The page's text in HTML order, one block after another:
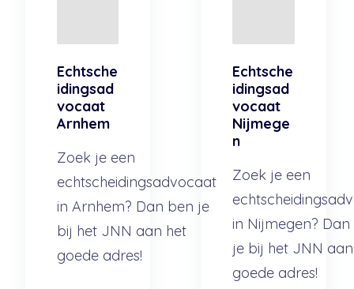
Echtsche
idingsad
vocaat
Arnhem
Zoek je een
echtscheidingsadvocaat
in Arnhem? Dan ben je
bij het JNN aan het
goede adres!
Echtsche
idingsad
vocaat
Nijmege
n
Zoek je een
in Nijmegen?
je bij het JNN
goede adres!